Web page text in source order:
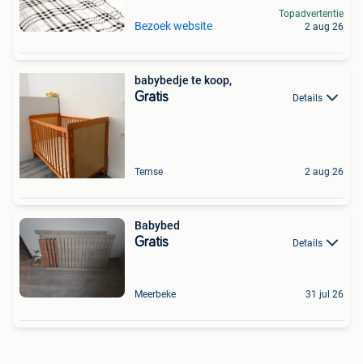
Bezoek website
Topadvertentie
2 aug 26
babybedje te koop,
Gratis Details
Temse 2 aug 26
Babybed
Gratis Details
Meerbeke 31 jul 26